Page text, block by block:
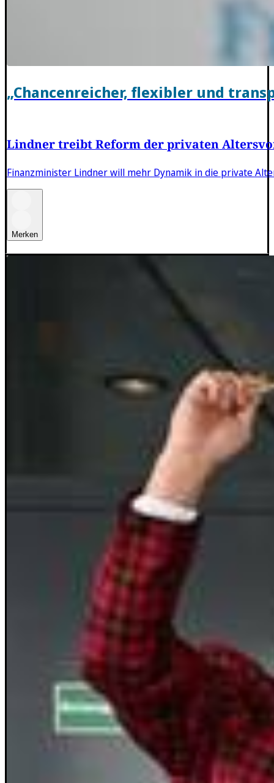
„Chancenreicher, flexibler und
Lindner treibt Reform der privaten
Finanzminister Lindner will mehr Dynamik in die private
Merken